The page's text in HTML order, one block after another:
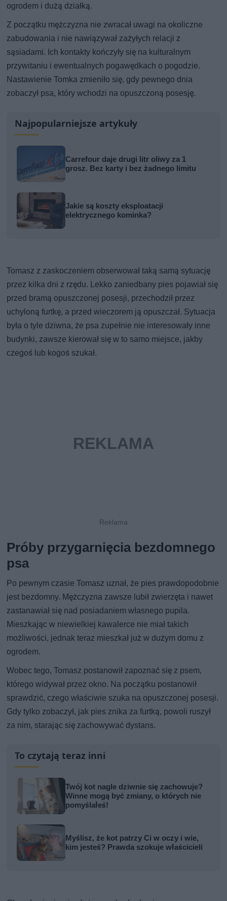
ogrodem i dużą działką.
Z początku mężczyzna nie zwracał uwagi na okoliczne
zabudowania i nie nawiązywał zażyłych relacji z
sąsiadami. Ich kontakty kończyły się na kulturalnym
przywitaniu i ewentualnych pogawędkach o pogodzie.
Nastawienie Tomka zmieniło się, gdy pewnego dnia
zobaczył psa, który wchodzi na opuszczoną posesję.
Najpopularniejsze artykuły
Carrefour daje drugi litr oliwy za 1
grosz. Bez karty i bez żadnego limitu
Jakie są koszty eksploatacji
elektrycznego kominka?
Tomasz z zaskoczeniem obserwował taką samą sytuację
przez kilka dni z rzędu. Lekko zaniedbany pies pojawiał się
przed bramą opuszczonej posesji, przechodził przez
uchyloną furtkę, a przed wieczorem ją opuszczał. Sytuacja
była o tyle dziwna, że psa zupełnie nie interesowały inne
budynki, zawsze kierował się w to samo miejsce, jakby
czegoś lub kogoś szukał.
Próby przygarnięcia bezdomnego
psa
Po pewnym czasie Tomasz uznał, że pies prawdopodobnie
jest bezdomny. Mężczyzna zawsze lubił zwierzęta i nawet
zastanawiał się nad posiadaniem własnego pupila.
Mieszkając w niewielkiej kawalerce nie miał takich
możliwości, jednak teraz mieszkał już w dużym domu z
ogrodem.
Wobec tego, Tomasz postanowił zapoznać się z psem,
którego widywał przez okno. Na początku postanowił
sprawdzić, czego właściwie szuka na opuszczonej posesji.
Gdy tylko zobaczył, jak pies znika za furtką, powoli ruszył
za nim, starając się zachowywać dystans.
To czytają teraz inni
Twój kot nagle dziwnie się zachowuje?
Winne mogą być zmiany, o których nie
pomyślałeś!
Myślisz, że kot patrzy Ci w oczy i wie,
kim jesteś? Prawda szokuje właścicieli